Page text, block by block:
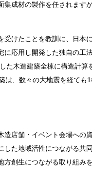
集成材の製作を任されます
けたことを教訓に、日本
応用し開発した独自の工
た木造建築全棟に構造計算
は、数々の大地震を経ても1
店舗・イベント会場への
た地域活性につながる共
創生につながる取り組み